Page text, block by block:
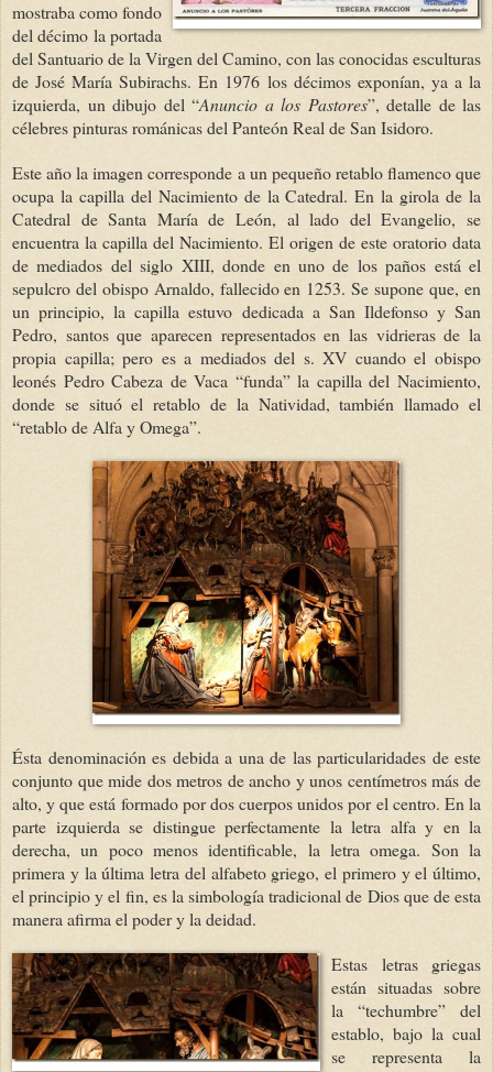
mostraba como fondo
del décimo la portada
del Santuario de la Virgen del Camino, con las conocidas esculturas
de José María Subirachs. En 1976 los décimos exponían, ya a la
izquierda, un dibujo del “Anuncio a los Pastores”, detalle de las
célebres pinturas románicas del Panteón Real de San Isidoro.
Este año la imagen corresponde a un pequeño retablo flamenco que
ocupa la capilla del Nacimiento de la Catedral. En la girola de la
Catedral de Santa María de León, al lado del Evangelio, se
encuentra la capilla del Nacimiento. El origen de este oratorio data
de mediados del siglo XIII, donde en uno de los paños está el
sepulcro del obispo Arnaldo, fallecido en 1253. Se supone que, en
un principio, la capilla estuvo dedicada a San Ildefonso y San
Pedro, santos que aparecen representados en las vidrieras de la
propia capilla; pero es a mediados del s. XV cuando el obispo
leonés Pedro Cabeza de Vaca “funda” la capilla del Nacimiento,
donde se situó el retablo de la Natividad, también llamado el
“retablo de Alfa y Omega”.
Ésta denominación es debida a una de las particularidades de este
conjunto que mide dos metros de ancho y unos centímetros más de
alto, y que está formado por dos cuerpos unidos por el centro. En la
parte izquierda se distingue perfectamente la letra alfa y en la
derecha, un poco menos identificable, la letra omega. Son la
primera y la última letra del alfabeto griego, el primero y el último,
el principio y el fin, es la simbología tradicional de Dios que de esta
manera afirma el poder y la deidad.
Estas letras griegas
están situadas sobre
la “techumbre” del
establo, bajo la cual
se representa la